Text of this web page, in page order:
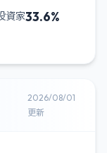
資家33.6%
2026/08/01
更新